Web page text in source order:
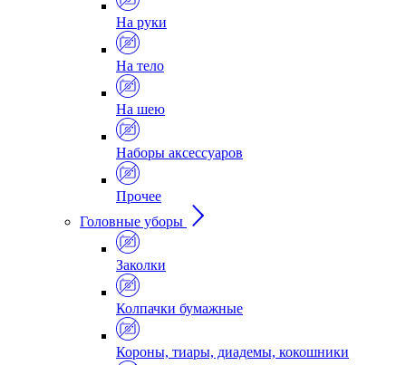
На руки
На тело
На шею
Наборы аксессуаров
Прочее
Головные уборы
Заколки
Колпачки бумажные
Короны, тиары, диадемы, кокошники